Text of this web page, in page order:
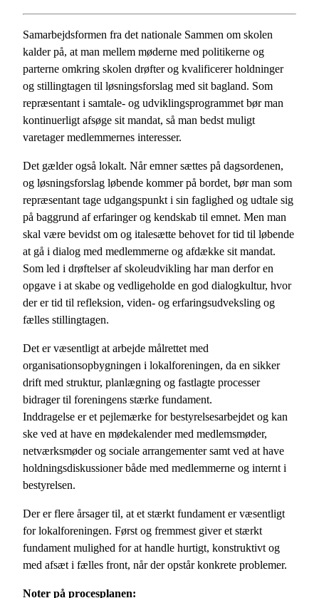
Samarbejdsformen fra det nationale Sammen om skolen
kalder på, at man mellem møderne med politikerne og
parterne omkring skolen drøfter og kvalificerer holdninger
og stillingtagen til løsningsforslag med sit bagland. Som
repræsentant i samtale- og udviklingsprogrammet bør man
kontinuerligt afsøge sit mandat, så man bedst muligt
varetager medlemmernes interesser.
Det gælder også lokalt. Når emner sættes på dagsordenen,
og løsningsforslag løbende kommer på bordet, bør man som
repræsentant tage udgangspunkt i sin faglighed og udtale sig
på baggrund af erfaringer og kendskab til emnet. Men man
skal være bevidst om og italesætte behovet for tid til løbende
at gå i dialog med medlemmerne og afdække sit mandat.
Som led i drøftelser af skoleudvikling har man derfor en
opgave i at skabe og vedligeholde en god dialogkultur, hvor
der er tid til refleksion, viden- og erfaringsudveksling og
fælles stillingtagen.
Det er væsentligt at arbejde målrettet med
organisationsopbygningen i lokalforeningen, da en sikker
drift med struktur, planlægning og fastlagte processer
bidrager til foreningens stærke fundament.
Inddragelse er et pejlemærke for bestyrelsesarbejdet og kan
ske ved at have en mødekalender med medlemsmøder,
netværksmøder og sociale arrangementer samt ved at have
holdningsdiskussioner både med medlemmerne og internt i
bestyrelsen.
Der er flere årsager til, at et stærkt fundament er væsentligt
for lokalforeningen. Først og fremmest giver et stærkt
fundament mulighed for at handle hurtigt, konstruktivt og
med afsæt i fælles front, når der opstår konkrete problemer.
Noter på procesplanen: